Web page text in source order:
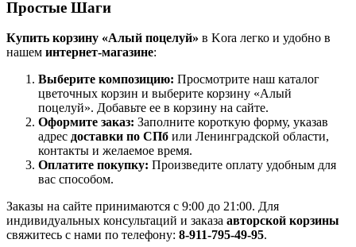
Простые Шаги
Купить корзину «Алый поцелуй» в Kora легко и удобно в
нашем интернет-магазине:
Выберите композицию: Просмотрите наш каталог
цветочных корзин и выберите корзину «Алый
поцелуй». Добавьте ее в корзину на сайте.
Оформите заказ: Заполните короткую форму, указав
адрес доставки по СПб или Ленинградской области,
контакты и желаемое время.
Оплатите покупку: Произведите оплату удобным для
вас способом.
Заказы на сайте принимаются с 9:00 до 21:00. Для
индивидуальных консультаций и заказа авторской корзины
свяжитесь с нами по телефону: 8-911-795-49-95.